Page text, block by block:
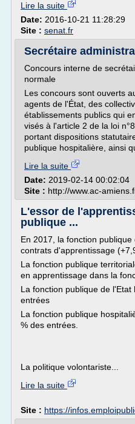
Lire la suite
Date: 2016-10-21 11:28:29
Site : senat.fr
Secrétaire
Concours interne de
normale
Les concours sont ouverts
agents de l'État, des
établissements publics qui
visés à l'article 2 de la loi
portant dispositions
publique hospitalière, ainsi
Lire la suite
Date: 2019-02-14 00:02:04
Site : http://www.ac-
L'essor de
publique ...
En 2017, la fonction
contrats d'apprentissage
La fonction publique
en apprentissage dans la
La fonction publique de
entrées
La fonction publique
% des entrées.
La politique volontariste...
Lire la suite
Site : https://